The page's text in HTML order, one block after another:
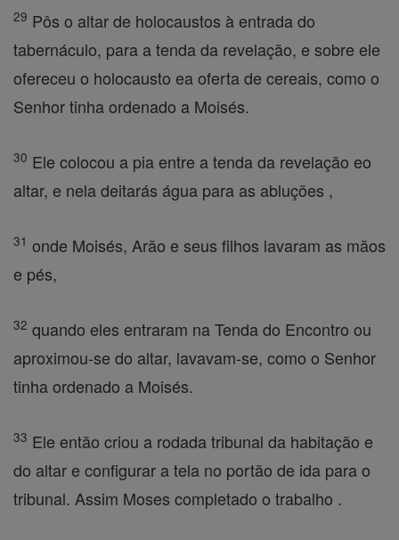
29 Pôs o altar de holocaustos à entrada do
tabernáculo, para a tenda da revelação, e sobre ele
ofereceu o holocausto ea oferta de cereais, como o
Senhor tinha ordenado a Moisés.
30 Ele colocou a pia entre a tenda da revelação eo
altar, e nela deitarás água para as abluções ,
31 onde Moisés, Arão e seus filhos lavaram as mãos
e pés,
32 quando eles entraram na Tenda do Encontro ou
aproximou-se do altar, lavavam-se, como o Senhor
tinha ordenado a Moisés.
33 Ele então criou a rodada tribunal da habitação e
do altar e configurar a tela no portão de ida para o
tribunal. Assim Moses completado o trabalho .